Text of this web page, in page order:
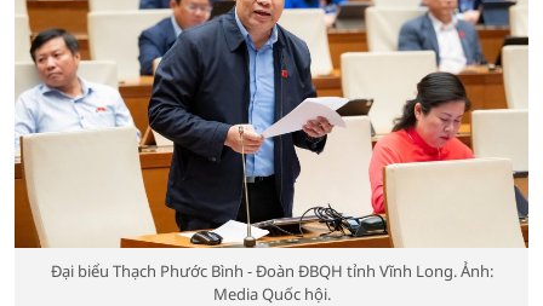
Đại biểu Thạch Phước Bình - Đoàn ĐBQH tỉnh Vĩnh Long. Ảnh:
Media Quốc hội.